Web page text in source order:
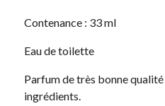
Contenance : 33 ml
Eau de toilette
Parfum de très bonne
ingrédients.